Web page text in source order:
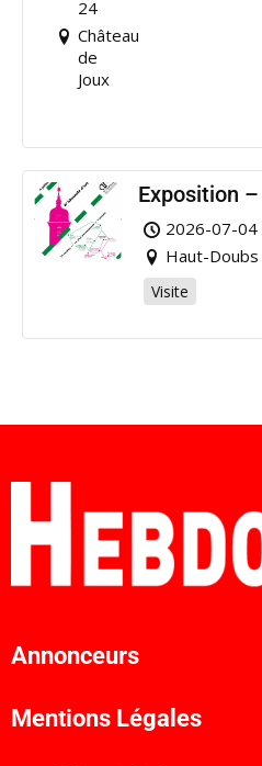
24
Château
de
Joux
Exposition
2026-07-04
Haut-Doubs
Visite
Annonceurs
Mentions Légales